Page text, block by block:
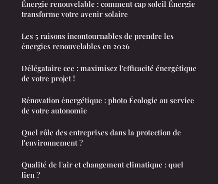
Énergie renouvelable : comment cap soleil Énergie
transforme votre avenir solaire
Les 5 raisons incontournables de prendre les
énergies renouvelables en 2026
Délégataire cee : maximisez l'efficacité énergétique
de votre projet !
Rénovation énergétique : photo Écologie au service
de votre autonomie
Quel rôle des entreprises dans la protection de
l'environnement ?
Qualité de l'air et changement climatique : quel
lien ?